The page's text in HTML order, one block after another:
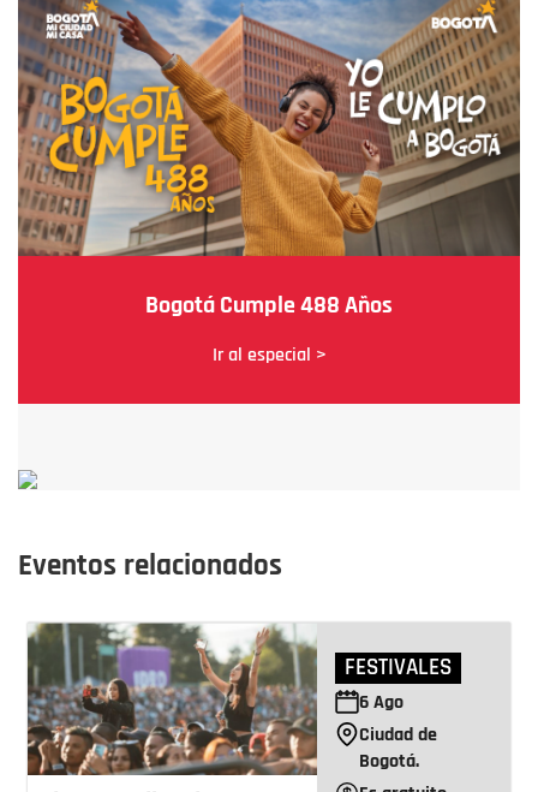
Bogotá Cumple 488 Años
Ir al especial >
Eventos relacionados
FESTIVALES
6Ago
Ciudad de
Bogotá.